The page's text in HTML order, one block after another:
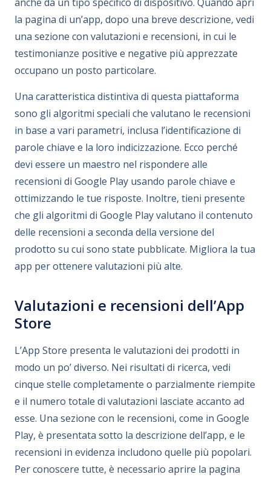
la pagina di un’app, dopo una breve descrizione, vedi
una sezione con valutazioni e recensioni, in cui le
testimonianze positive e negative più apprezzate
occupano un posto particolare.
Una caratteristica distintiva di questa piattaforma
sono gli algoritmi speciali che valutano le recensioni
in base a vari parametri, inclusa l’identificazione di
parole chiave e la loro indicizzazione. Ecco perché
devi essere un maestro nel rispondere alle
recensioni di Google Play usando parole chiave e
ottimizzando le tue risposte. Inoltre, tieni presente
che gli algoritmi di Google Play valutano il contenuto
delle recensioni a seconda della versione del
prodotto su cui sono state pubblicate. Migliora la tua
app per ottenere valutazioni più alte.
Valutazioni e recensioni dell’App
Store
L’App Store presenta le valutazioni dei prodotti in
modo un po’ diverso. Nei risultati di ricerca, vedi
cinque stelle completamente o parzialmente riempite
e il numero totale di valutazioni lasciate accanto ad
esse. Una sezione con le recensioni, come in Google
Play, è presentata sotto la descrizione dell’app, e le
recensioni in evidenza includono quelle più popolari.
Per conoscere tutte, è necessario aprire la pagina